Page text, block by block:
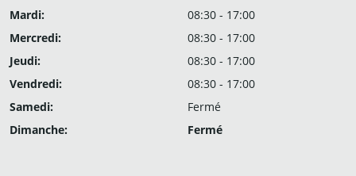
Mardi:
08:30 - 17:00
Mercredi:
08:30 - 17:00
Jeudi:
08:30 - 17:00
Vendredi:
08:30 - 17:00
Samedi:
Fermé
Dimanche:
Fermé